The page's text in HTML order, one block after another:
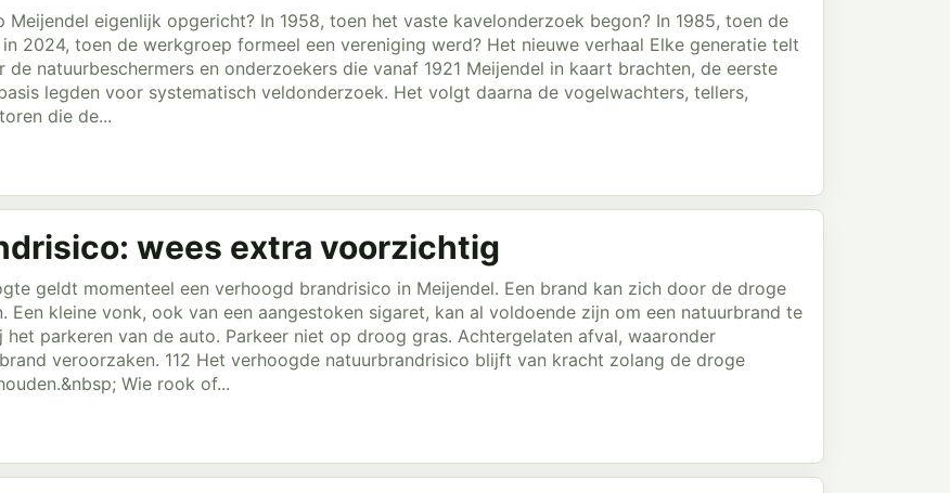
Meijendel eigenlijk opgericht? In 1958, toen het vaste kavelonderzoek begon? In 1985, toen de
2024, toen de werkgroep formeel een vereniging werd? Het nieuwe verhaal Elke generatie telt
natuurbeschermers en onderzoekers die vanaf 1921 Meijendel in kaart brachten, de eerste
legden voor systematisch veldonderzoek. Het volgt daarna de vogelwachters, tellers,
die de...
wees extra voorzichtig
geldt momenteel een verhoogd brandrisico in Meijendel. Een brand kan zich door de droge
Een kleine vonk, ook van een aangestoken sigaret, kan al voldoende zijn om een natuurbrand te
parkeren van de auto. Parkeer niet op droog gras. Achtergelaten afval, waaronder
veroorzaken. 112 Het verhoogde natuurbrandrisico blijft van kracht zolang de droge
Wie rook of...